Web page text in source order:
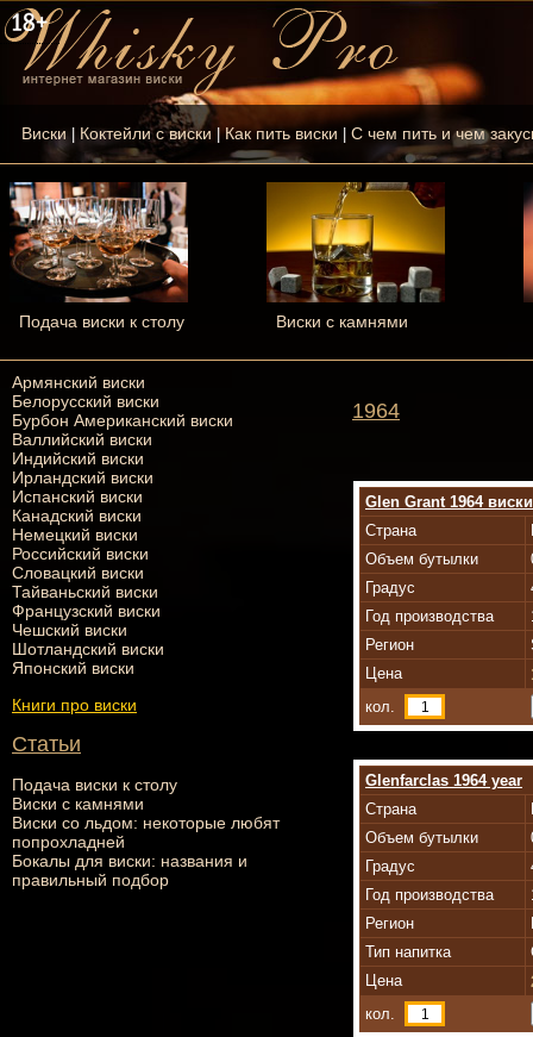
Виски| Коктейли с виски |Как пить виски С чем пить и чем
Подача виски к столу Виски с камнями
Армянский виски
Белорусский виски
Бурбон Американский виски
Валлийский виски
Индийский виски
Ирландский виски
Испанский виски
Канадский виски
Немецкий виски
Российский виски
Словацкий виски
Тайваньский виски
Французский виски
Чешский виски
Шотландский виски
Японский виски
Книги про виски
Статьи
Подача виски к столу
Виски с камнями
Виски со льдом: некоторые любят
попрохладней
Бокалы для виски: названия и
правильный подбор
1964
Glen Grant 1964
Страна
Объем бутылки
Градус
Год производства
Регион
Цена
кол.
Glenfarclas 1964 year
Страна
Объем бутылки
Градус
Год производства
Регион
Тип напитка
Цена
кол.